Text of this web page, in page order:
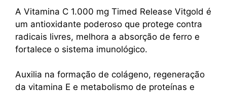
A Vitamina C 1.000 mg Timed Release Vitgold é
um antioxidante poderoso que protege contra
radicais livres, melhora a absorção de ferro e
fortalece o sistema imunológico.
Auxilia na formação de colágeno, regeneração
da vitamina E e metabolismo de proteínas e